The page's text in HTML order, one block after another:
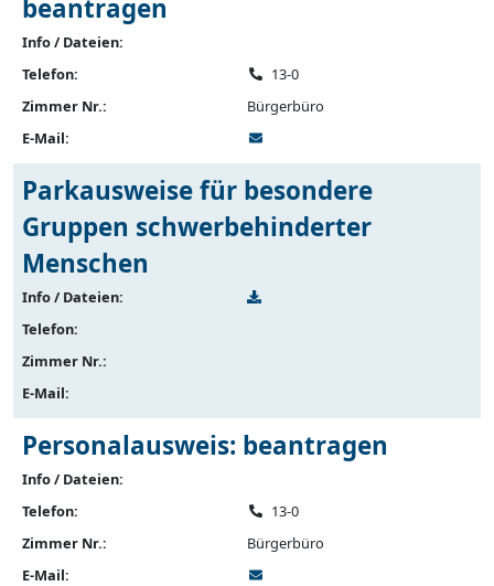
beantragen
Info / Dateien:
Telefon:
13-0
Zimmer Nr.:
Bürgerbüro
E-Mail:
Parkausweise für besondere
Gruppen schwerbehinderter
Menschen
Info / Dateien:
Telefon:
Zimmer Nr.:
E-Mail:
Personalausweis: beantragen
Info / Dateien:
Telefon:
13-0
Zimmer Nr.:
Bürgerbüro
E-Mail: